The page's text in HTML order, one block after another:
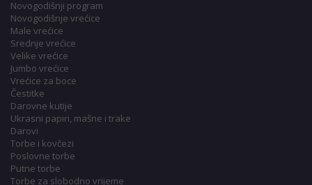
Novogodišnji program
Novogodišnje vrećice
Male vrećice
Srednje vrećice
Velike vrećice
Jumbo vrećice
Vrećice za boce
Čestitke
Darovne kutije
Ukrasni papiri, mašne i trake
Darovi
Torbe i kovčezi
Poslovne torbe
Putne torbe
Torbe za slobodno vrijeme